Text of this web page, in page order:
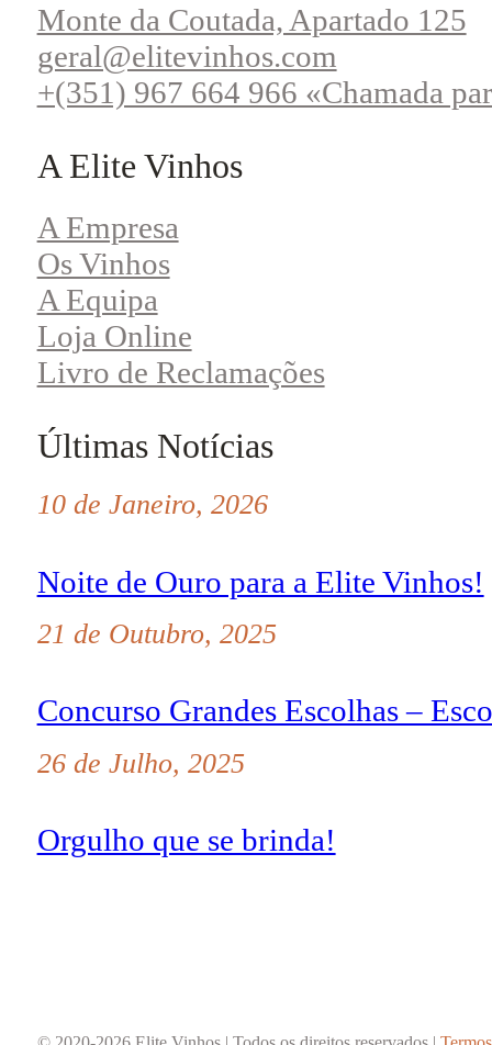
Monte da Coutada, Apartado 125
geral@elitevinhos.com
+(351) 967 664 966 «Chamada
A Elite Vinhos
A Empresa
Os Vinhos
A Equipa
Loja Online
Livro de Reclamações
Últimas Notícias
10 de Janeiro, 2026
Noite de Ouro para a Elite Vinhos!
21 de Outubro, 2025
Concurso Grandes Escolhas –
26 de Julho, 2025
Orgulho que se brinda!